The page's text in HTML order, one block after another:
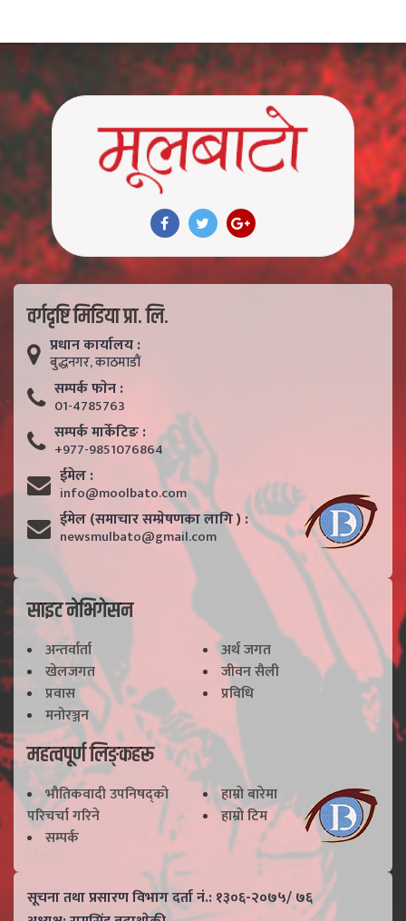
वर्गदृष्टि मिडिया प्रा. लि.
प्रधान कार्यालय :
बुद्धनगर, काठमाडाैं
सम्पर्क फाेन :
01-4785763
सम्पर्क मार्केटिङ :
+977-9851076864
ईमेल :
info@moolbato.com
ईमेल (समाचार सम्प्रेषणका लागि ) :
newsmulbato@gmail.com
साइट नेभिगेसन
अन्तर्वार्ता
अर्थ जगत
खेलजगत
जीवन सैली
प्रवास
प्रविधि
मनोरञ्जन
महत्वपूर्ण लिङ्कहरू
भाैतिकवादी उपनिषद्काे
परिचर्चा गरिने
हाम्राे बारेमा
हाम्राे टिम
सम्पर्क
सूचना तथा प्रसारण विभाग दर्ता नं.: १३०६-२०७५/ ७६